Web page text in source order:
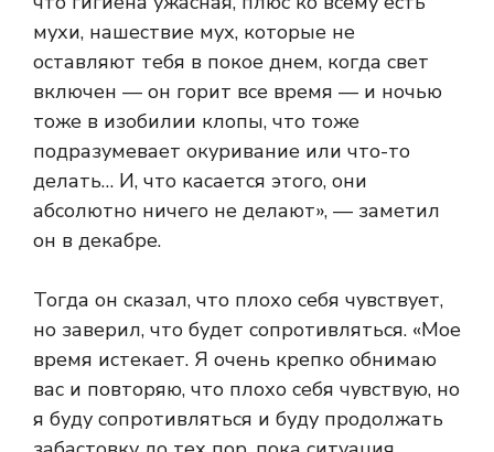
мухи, нашествие мух, которые не
оставляют тебя в покое днем, когда свет
включен — он горит все время — и ночью
тоже в изобилии клопы, что тоже
подразумевает окуривание или что-то
делать… И, что касается этого, они
абсолютно ничего не делают», — заметил
он в декабре.
Тогда он сказал, что плохо себя чувствует,
но заверил, что будет сопротивляться. «Мое
время истекает. Я очень крепко обнимаю
вас и повторяю, что плохо себя чувствую, но
я буду сопротивляться и буду продолжать